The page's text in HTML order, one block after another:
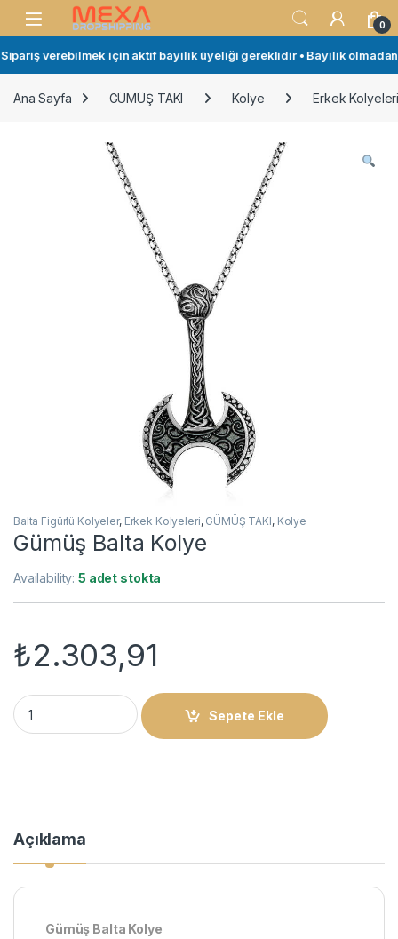
Skip to navigation
Skip to content
Open 0
verebilmek için aktif bayilik üyeliği gereklidir • Bayilik olmadan
Ana Sayfa GÜMÜŞ TAKI Kolye Erkek
Balta Figürlü Kolyeler, Erkek Kolyeleri, GÜMÜŞ TAKI, Kolye
Gümüş Balta Kolye
Availability:5 adet stokta
₺2.303,91
Gümüş Balta Kolye quantity
Sepete Ekle
Açıklama
​Gümüş Balta Kolye